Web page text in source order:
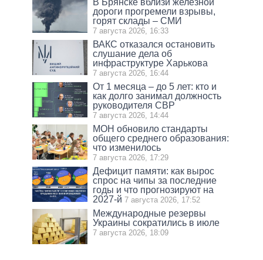
В Брянске вблизи железной
дороги прогремели взрывы,
горят склады – СМИ
7 августа 2026, 16:33
ВАКС отказался остановить
слушание дела об
инфраструктуре Харькова
7 августа 2026, 16:44
От 1 месяца – до 5 лет: кто и
как долго занимал должность
руководителя СВР
7 августа 2026, 14:44
МОН обновило стандарты
общего среднего образования:
что изменилось
7 августа 2026, 17:29
Дефицит памяти: как вырос
спрос на чипы за последние
годы и что прогнозируют на
2027-й 7 августа 2026, 17:52
Международные резервы
Украины сократились в июле
7 августа 2026, 18:09